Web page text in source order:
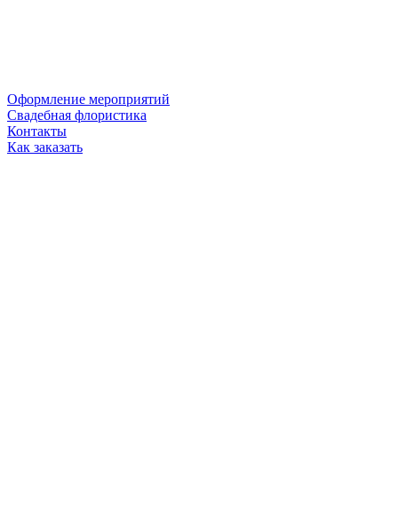
Оформление мероприятий
Свадебная флористика
Контакты
Как заказать